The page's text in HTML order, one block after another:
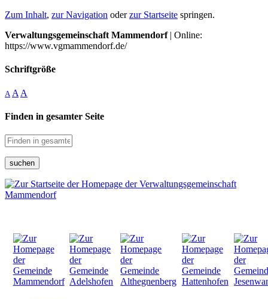
Zum Inhalt, zur Navigation oderzur Startseite springen.
Verwaltungsgemeinschaft Mammendorf| Online:
https://www.vgmammendorf.de/
Schriftgröße
A A A
Finden in gesamter Seite
suchen